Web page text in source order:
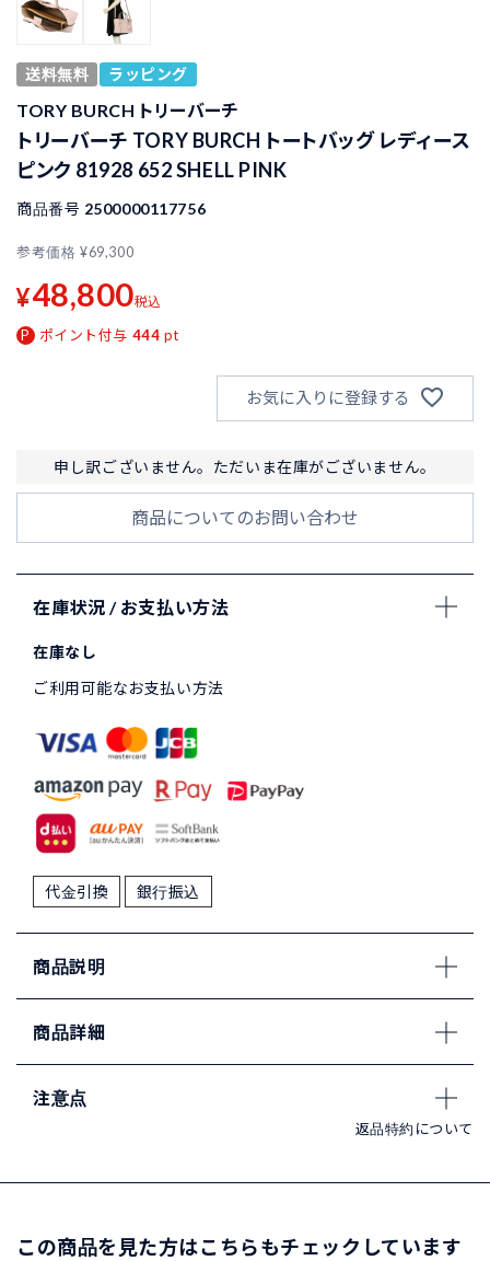
送料無料 ラッピング
TORY BURCH トリーバーチ
トリーバーチ TORY BURCH トートバッグ レディース
ピンク 81928 652 SHELL PINK
商品番号 2500000117756
参考価格 ¥69,300
¥48,800税込
ポイント付与 444 pt
お気に入りに登録する
申し訳ございません。ただいま在庫がございません。
商品についてのお問い合わせ
在庫状況 / お支払い方法
在庫なし
ご利用可能なお支払い方法
代金引換 銀行振込
商品説明
商品詳細
注意点
返品特約について
この商品を見た方はこちらもチェックしています